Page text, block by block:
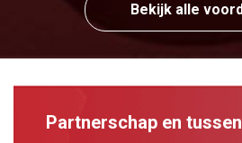
Bekijk alle
Partnerschap en